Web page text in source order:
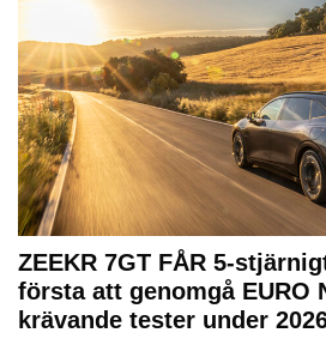
ZEEKR 7GT FÅR 5-
första att genomgå EURO
krävande tester under